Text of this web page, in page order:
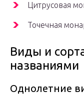
Цитрусовая
Точечная
Виды и
названиями
Однолетние